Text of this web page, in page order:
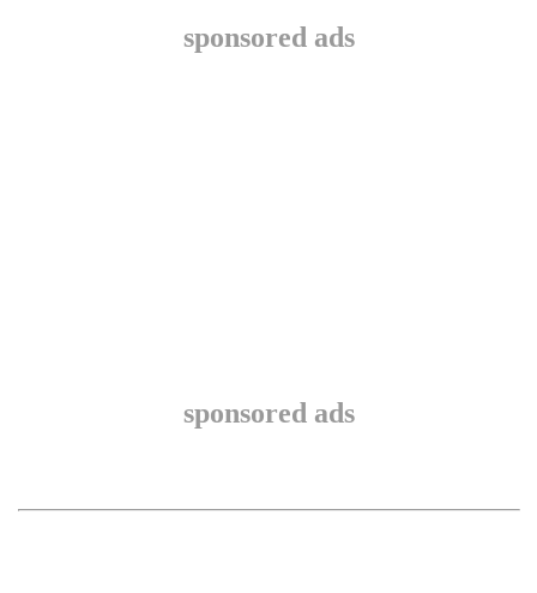
sponsored ads
sponsored ads